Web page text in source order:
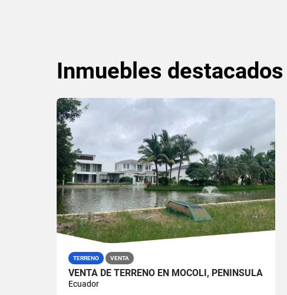
Inmuebles destacados
TERRENO VENTA
VENTA DE TERRENO EN MOCOLI, PENÍNSULA
Ecuador